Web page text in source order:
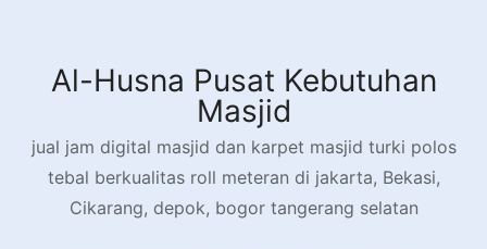
contentAl-Husna Pusat Kebutuhan
Masjid
jual jam digital masjid dan karpet masjid turki polos
tebal berkualitas roll meteran di jakarta, Bekasi,
Cikarang, depok, bogor tangerang selatan